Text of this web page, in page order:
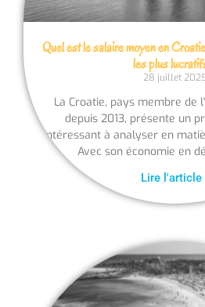
Quel est le salaire moyen en
les plus
28 juillet
La Croatie, pays membre de
depuis 2013, présente un
intéressant à analyser en
Avec son économie en
Lire l'article